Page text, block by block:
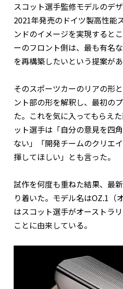
スコット選手監修モデルのデ
2021年発売のドイツ製高性能
ンドのイメージを実現すると
ーのフロント側は、最も有名
を再構築したいという提案があ
そのスポーツカーのリアの形
ント部の形を解釈し、最初の
た。これを気に入ってもらえ
ット選手は「自分の意見を四
ない」「開発チームのクリエ
揮してほしい」とも言った。
試作を何度も重ねた結果、最
り着いた。モデル名はOZ.1（
はスコット選手がオーストラ
ことに由来している。